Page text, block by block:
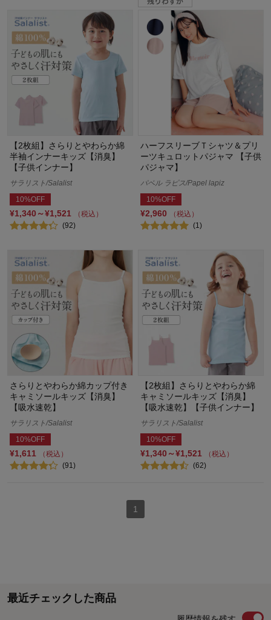
【2枚組】さらりとやわらか綿
半袖インナーキッズ【消臭】
【子供インナー】
サラリスト/Salalist
10%OFF
¥1,340～¥1,521
（税込）
(92)
ハーフスリーブＴシャツ＆プリ
ーツキュロットパジャマ 【子供
パジャマ】
パペル ラピス/Papel lapiz
10%OFF
¥2,960
（税込）
(1)
さらりとやわらか綿カップ付き
キャミソールキッズ【消臭】
【吸水速乾】
サラリスト/Salalist
10%OFF
¥1,611
（税込）
(91)
【2枚組】さらりとやわらか綿
キャミソールキッズ【消臭】
【吸水速乾】【子供インナー】
サラリスト/Salalist
10%OFF
¥1,340～¥1,521
（税込）
(62)
1
最近チェックした商品